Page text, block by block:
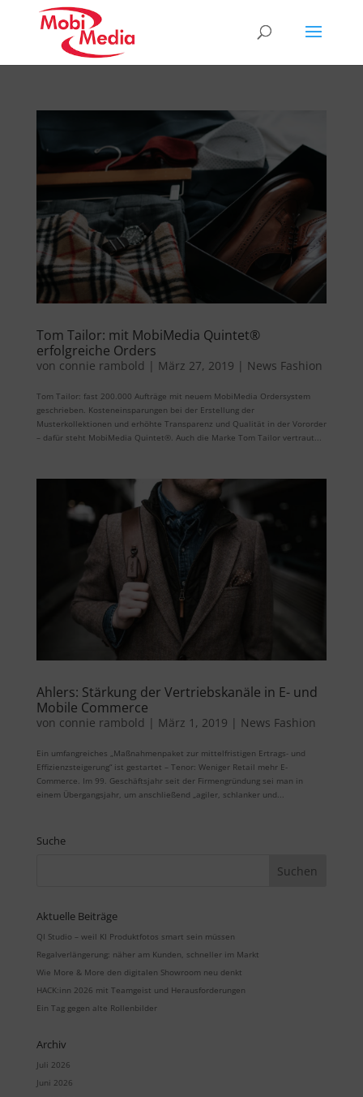
Tom Tailor: mit MobiMedia Quintet®
erfolgreiche Orders
von connie rambold | März 27, 2019 | News Fashion
Tom Tailor: fast 200.000 Aufträge mit neuem MobiMedia Ordersystem
geschrieben. Kosteneinsparungen bei der Erstellung der
Musterkollektionen und erhöhte Transparenz und Qualität in der Vororder
– dafür steht MobiMedia Quintet®. Auch die Marke Tom Tailor vertraut...
Ahlers: Stärkung der Vertriebskanäle in E- und
Mobile Commerce
von connie rambold | März 1, 2019 | News Fashion
Ein umfangreiches „Maßnahmenpaket zur mittelfristigen Ertrags- und
Effizienzsteigerung“ ist gestartet – Tenor: Weniger Retail mehr E-
Commerce. Im 99. Geschäftsjahr seit der Firmengründung sei man in
einem Übergangsjahr, um anschließend „agiler, schlanker und...
Suche
Aktuelle Beiträge
QI Studio – weil KI Produktfotos smart sein müssen
Regalverlängerung: näher am Kunden, schneller im Markt
Wie More & More den digitalen Showroom neu denkt
HACK:inn 2026 mit Teamgeist und Herausforderungen
Ein Tag gegen alte Rollenbilder
Archiv
Juli 2026
Juni 2026